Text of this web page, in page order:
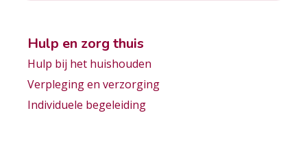
Hulp en zorg thuis
Hulp bij het huishouden
Verpleging en verzorging
Individuele begeleiding